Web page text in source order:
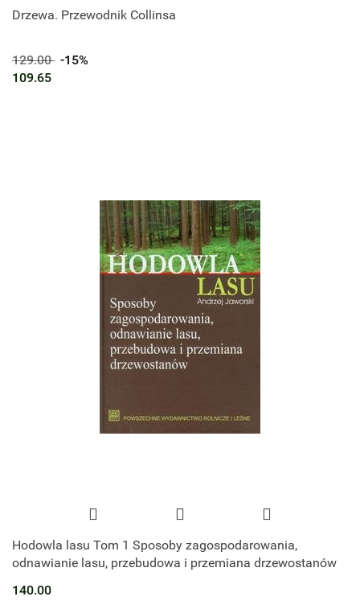
Drzewa. Przewodnik Collinsa
129.00 -15%
109.65
Hodowla lasu Tom 1 Sposoby zagospodarowania,
odnawianie lasu, przebudowa i przemiana drzewostanów
140.00